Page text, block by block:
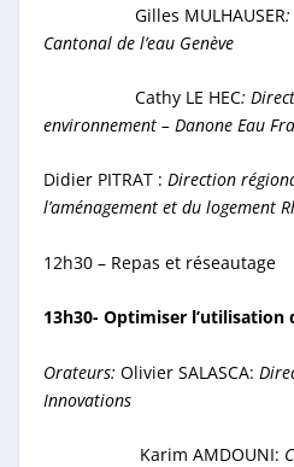
Gilles MULHAUSER:
Cantonal de l’eau Genève
Cathy LE HEC:
environnement – Danone Eau
Didier PITRAT : Direction
l’aménagement et du logement
12h30 – Repas et réseautage
13h30- Optimiser l’utilisation
Orateurs: Olivier SALASCA:
Innovations
Karim AMDOUNI: